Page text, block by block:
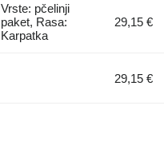
Vrste: pčelinji
paket, Rasa:
Karpatka
29,15 €
29,15 €